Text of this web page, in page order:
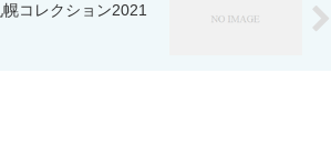
コレクション2021